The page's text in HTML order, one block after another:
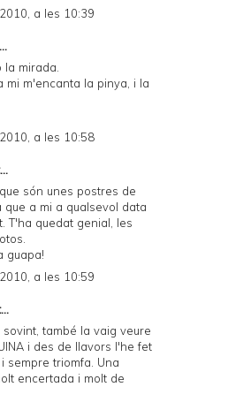
a les 10:39
la mirada.
mi m'encanta la pinya, i la
a les 10:58
són unes postres de
que a mi a qualsevol data
T'ha quedat genial, les
guapa!
a les 10:59
també la vaig veure
i des de llavors l'he fet
sempre triomfa. Una
encertada i molt de